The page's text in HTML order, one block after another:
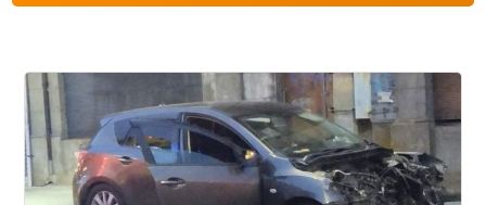
VIDEOS
GALERIA DE FOTOS